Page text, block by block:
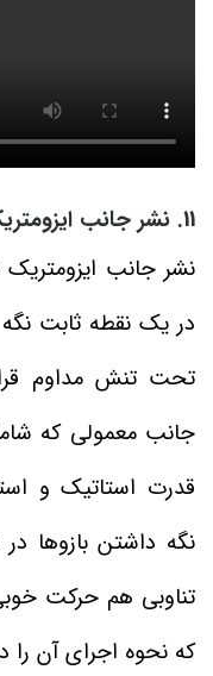
11. نشر جانب ایزومتریک و کنترلی
نشر جانب
در یک نقطه ثابت
تحت تنش مداوم
جانب معمولی که
قدرت استاتیک و
نگه داشتن بازوها
تناوبی هم حرکت
که نحوه اجرای آن را